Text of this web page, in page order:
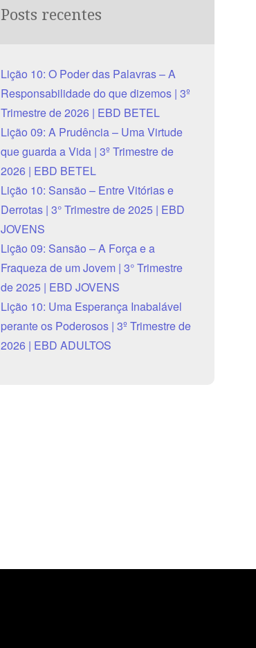
Posts recentes
Lição 10: O Poder das Palavras – A
Responsabilidade do que dizemos | 3º
Trimestre de 2026 | EBD BETEL
Lição 09: A Prudência – Uma Virtude
que guarda a Vida | 3º Trimestre de
2026 | EBD BETEL
Lição 10: Sansão – Entre Vitórias e
Derrotas | 3° Trimestre de 2025 | EBD
JOVENS
Lição 09: Sansão – A Força e a
Fraqueza de um Jovem | 3° Trimestre
de 2025 | EBD JOVENS
Lição 10: Uma Esperança Inabalável
perante os Poderosos | 3º Trimestre de
2026 | EBD ADULTOS